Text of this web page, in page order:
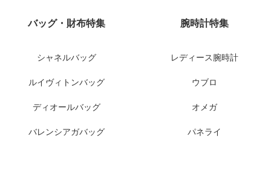
バッグ・財布特集
シャネルバッグ
ルイヴィトンバッグ
ディオールバッグ
バレンシアガバッグ
腕時計特集
レディース腕時計
ウブロ
オメガ
パネライ